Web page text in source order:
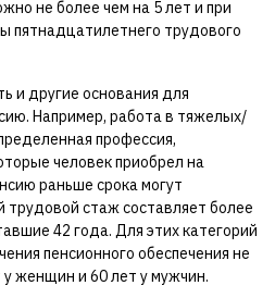
не более чем на 5 лет и при
пятнадцатилетнего трудового
и другие основания для
Например, работа в тяжелых/
профессия,
человек приобрел на
раньше срока могут
стаж составляет более
42 года. Для этих категорий
пенсионного обеспечения не
женщин и 60 лет у мужчин.